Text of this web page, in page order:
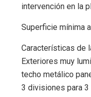
intervención en la
Superficie mínima
Características de
Exteriores muy
techo metálico
3 divisiones para